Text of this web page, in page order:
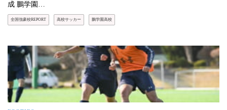
成 鵬学園…
全国強豪校REPORT 高校サッカー 鵬学園高校